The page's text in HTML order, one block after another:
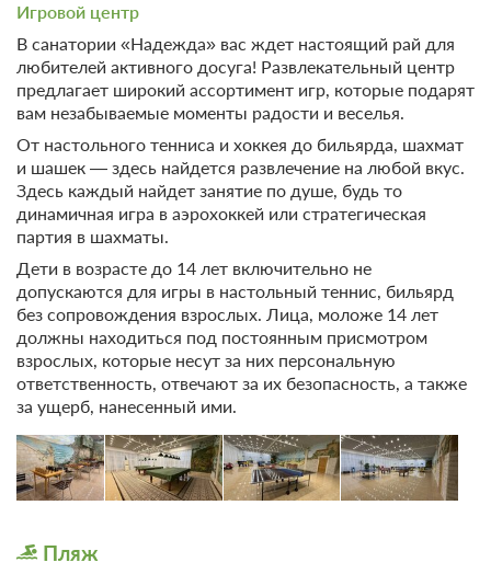
Игровой центр
В санатории «Надежда» вас ждет настоящий рай для
любителей активного досуга! Развлекательный центр
предлагает широкий ассортимент игр, которые подарят
вам незабываемые моменты радости и веселья.
От настольного тенниса и хоккея до бильярда, шахмат
и шашек — здесь найдется развлечение на любой вкус.
Здесь каждый найдет занятие по душе, будь то
динамичная игра в аэрохоккей или стратегическая
партия в шахматы.
Дети в возрасте до 14 лет включительно не
допускаются для игры в настольный теннис, бильярд
без сопровождения взрослых. Лица, моложе 14 лет
должны находиться под постоянным присмотром
взрослых, которые несут за них персональную
ответственность, отвечают за их безопасность, а также
за ущерб, нанесенный ими.
Пляж